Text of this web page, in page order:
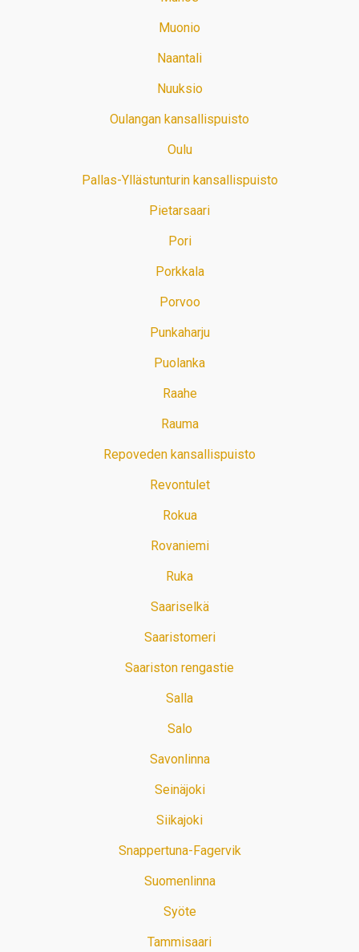
Muonio
Naantali
Nuuksio
Oulangan kansallispuisto
Oulu
Pallas-Yllästunturin kansallispuisto
Pietarsaari
Pori
Porkkala
Porvoo
Punkaharju
Puolanka
Raahe
Rauma
Repoveden kansallispuisto
Revontulet
Rokua
Rovaniemi
Ruka
Saariselkä
Saaristomeri
Saariston rengastie
Salla
Salo
Savonlinna
Seinäjoki
Siikajoki
Snappertuna-Fagervik
Suomenlinna
Syöte
Tammisaari